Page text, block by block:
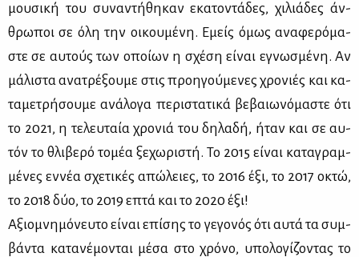
μου­σι­κή του συ­να­ντή­θη­καν εκα­το­ντά­δες, χι­λιά­δες άν­
θρω­ποι σε όλη την οι­κου­μέ­νη. Εμείς όμως ανα­φε­ρό­μα­
στε σε αυ­τούς των οποί­ων η σχέ­ση εί­ναι εγνω­σμέ­νη. Αν
μά­λι­στα ανα­τρέ­ξου­με στις προη­γού­με­νες χρο­νιές και κα­
τα­με­τρή­σου­με ανά­λο­γα πε­ρι­στα­τι­κά βε­βαιω­νό­μα­στε ότι
το 2021, η τε­λευ­ταία χρο­νιά του δη­λα­δή, ήταν και σε αυ­
τόν το θλι­βε­ρό το­μέα ξε­χω­ρι­στή. Το 2015 εί­ναι κα­τα­γραμ­
μέ­νες εν­νέα σχε­τι­κές απώ­λειες, το 2016 έξι, το 2017 οκτώ,
το 2018 δύο, το 2019 επτά και το 2020 έξι!
Αξιο­μνη­μό­νευ­το εί­ναι επί­σης το γε­γο­νός ότι αυ­τά τα συμ­
βά­ντα κα­τα­νέ­μο­νται μέ­σα στο χρό­νο, υπο­λο­γί­ζο­ντας το